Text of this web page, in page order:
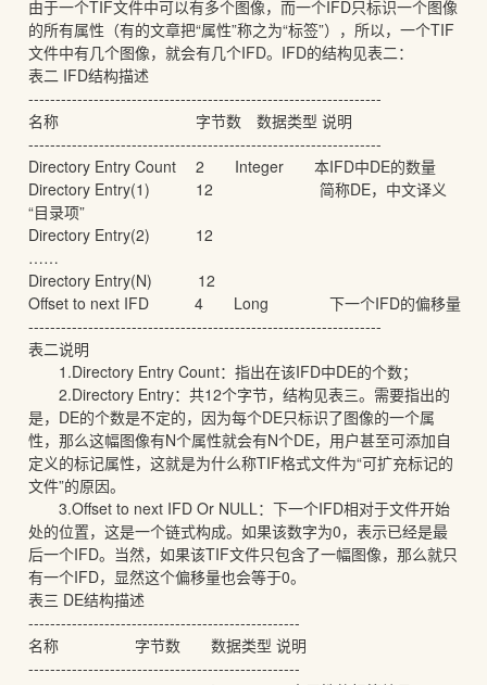
由于一个TIF文件中可以有多个图像，而一个IFD只标识一个图像
的所有属性（有的文章把“属性”称之为“标签”），所以，一个TIF
文件中有几个图像，就会有几个IFD。IFD的结构见表二：
表二 IFD结构描述
-----------------------------------------------------------------
名称 字节数 数据类型 说明
-----------------------------------------------------------------
Directory Entry Count 2 Integer 本IFD中DE的数量
Directory Entry(1) 12 简称DE，中文译义
“目录项”
Directory Entry(2) 12
……
Directory Entry(N) 12
Offset to next IFD 4 Long 下一个IFD的偏移量
-----------------------------------------------------------------
表二说明
1.Directory Entry Count：指出在该IFD中DE的个数；
2.Directory Entry：共12个字节，结构见表三。需要指出的
是，DE的个数是不定的，因为每个DE只标识了图像的一个属
性，那么这幅图像有N个属性就会有N个DE，用户甚至可添加自
定义的标记属性，这就是为什么称TIF格式文件为“可扩充标记的
文件”的原因。
3.Offset to next IFD Or NULL：下一个IFD相对于文件开始
处的位置，这是一个链式构成。如果该数字为0，表示已经是最
后一个IFD。当然，如果该TIF文件只包含了一幅图像，那么就只
有一个IFD，显然这个偏移量也会等于0。
表三 DE结构描述
--------------------------------------------------
名称 字节数 数据类型 说明
--------------------------------------------------